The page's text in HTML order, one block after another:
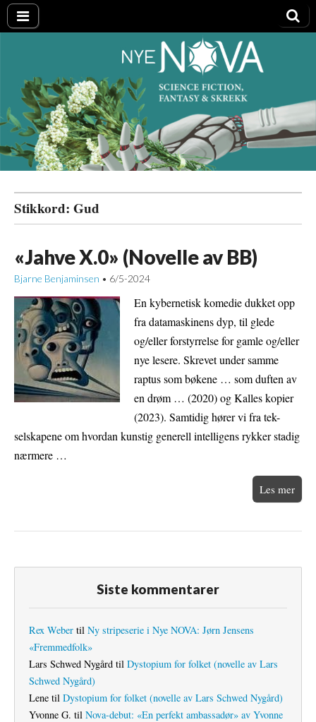
Nye NOVA
Stikkord: Gud
«Jahve X.0» (Novelle av BB)
Bjarne Benjaminsen • 6/5-2024
En kybernetisk komedie dukket opp
fra datamaskinens dyp, til glede
og/eller forstyrrelse for gamle og/eller
nye lesere. Skrevet under samme
raptus som bøkene … som duften av
en drøm … (2020) og Kalles kopier
(2023). Samtidig hører vi fra tek-
selskapene om hvordan kunstig generell intelligens rykker stadig
nærmere …
Les mer
Siste kommentarer
Rex Weber til Ny stripeserie i Nye NOVA: Jørn Jensens
«Fremmedfolk»
Lars Schwed Nygård til Dystopium for folket (novelle av Lars
Schwed Nygård)
Lene til Dystopium for folket (novelle av Lars Schwed Nygård)
Yvonne G. til Nova-debut: «En perfekt ambassadør» av Yvonne